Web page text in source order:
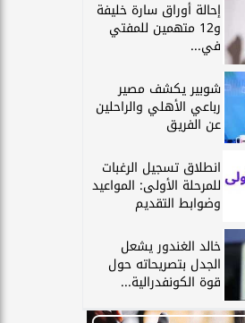
إحالة أوراق سارة خليفة
و12 متهمين للمفتي
في...
شوبير يكشف مصير
رباعي الأهلي والراحلين
عن الفريق
انطلاق تسجيل الرغبات
للمرحلة الأولى: المواعيد
وضوابط التقديم
خالد الغندور يشعل
الجدل بتصريحاته حول
قوة الكونفدرالية...